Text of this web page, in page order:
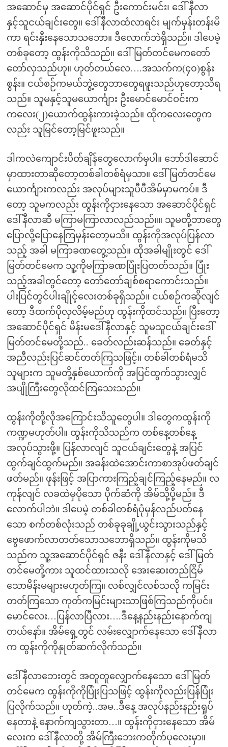
အဆောင်မှ အဆောင်ပိုင်ရှင် ဦးကောင်းမင်း၊ ဒေါ် နီလာ
နှင့်သူငယ်ချင်းတွေ။ ဒေါ်နီလာထံလာရင်း မျက်မှန်းတန်းမိ
ကာ ရင်းနှီးနေသောသဘော။ ဒီလောက်ဘဲရှိသည်။ ဒါပေမဲ့
တစ်ခုတော့ ထွန်းကိုသိသည်။ ဒေါ်မြတ်တင်မေကတော်
တော်လှသည်ဟု။ ဟုတ်တယ်လေ….အသက်က(၄၀)စွန်း
စွန်း။ ငယ်စဉ်ကမယ်ဘွဲ့တွေဘာတွေရဖူးသည်ဟုတော့သိရ
သည်။ သူမနှင့်သူမယောင်္ကျား ဦးမောင်မောင်ဝင်းက
ကလေး(၂)ယောက်ထွန်းကားခဲ့သည်။ ထိုကလေးတွေက
လည်း သူမြင်တော့မြင်ဖူးသည်။
ဒါကလဲကျောင်းပိတ်ချိန်တွေလောက်မှပါ။ ဘော်ဒါဆောင်
မှာထားတာဆိုတော့တစ်ခါတစ်ရံမှသာ။ ဒေါ်မြတ်တင်မေ
ယောင်္ကျားကလည်း အလုပ်များသူပီပီအိမ်မှာမကပ်။ ဒီ
တော့ သူမကလည်း ထွန်းကိုငှားနေသော အဆောင်ပိုင်ရှင်
ဒေါ်နီလာဆီ မကြာမကြာလာလည်သည်။။ သူမတို့ဘာတွေ
ပြောလို့ပြောနေကြမှန်းတော့မသိ။ ထွန်းကိုအလုပ်ပြန်လာ
သည့် အခါ မကြာခဏတွေ့သည်။ ထိုအခါမျိုးတွင် ဒေါ်
မြတ်တင်မေက သူ့ကိုမကြာခဏပြုံးပြတတ်သည်။ ပြုံး
သည့်အခါတွင်တော့ တော်တော်ချစ်စရာကောင်းသည်။
ပါးပြင်တွင်ပါးချိုင့်လေးတစ်ခုရှိသည်။ ငယ်စဉ်ကဆိုလျင်
တော့ ဒီထက်ပိုလှလိမ့်မည်ဟု ထွန်းကိုထင်သည်။ ပြီးတော့
အဆောင်ပိုင်ရှင် မိန်းမဒေါ်နီလာနှင့် သူမသူငယ်ချင်းဒေါ်
မြတ်တင်မေတို့သည်.. ခေတ်လည်းဆန်သည်။ ခေတ်နှင့်
အညီလည်းပြင်ဆင်တတ်ကြသဖြင့်။ တစ်ခါတစ်ရံမသိ
သူများက သူမတို့နှစ်ယောက်ကို အပြင်ထွက်သွားလျှင်
အပျိုကြီးတွေလိုထင်ကြသေးသည်။
ထွန်းကိုတို့လိုအကြောင်းသိသူတွေပါ။ ဒါတွေကထွန်းကို
ကဏ္ဍမဟုတ်ပါ။ ထွန်းကိုသိသည်က တစ်နေ့တစ်နေ့
အလုပ်သွားဖို့။ ပြန်လာလျင် သူငယ်ချင်းတွေနဲ့ အပြင်
ထွက်ချင်ထွက်မည်။ အခန်းထဲအောင်းကာစာအုပ်ဖတ်ချင်
ဖတ်မည်။ ဖုန်းဖြင့် အပြာကားကြည့်ချင်ကြည့်နေမည်။ လ
ကုန်လျင် လခထဲမှပိုသော ပိုက်ဆံကို အိမ်သို့ပို့မည်။ ဒီ
လောက်ပါဘဲ။ ဒါပေမဲ့ တစ်ခါတစ်ရံပုံမှန်လည်ပတ်နေ
သော စက်တစ်လုံးသည် တစ်ခုခုချို့ယွင်းသွားသည်နှင့်
ဗွေဖောက်လာတတ်သောသဘောရှိသည်။ ထွန်းကိုမသိ
သည်က သူ့အဆောင်ပိုင်ရှင် ဇနီး ဒေါ်နီလာနှင့် ဒေါ်မြတ်
တင်မေတို့ကား သူထင်ထားသလို အေးဆေးတည်ငြိမ်
သောမိန်းမများမဟုတ်ကြ။ လစ်လျှင်လစ်သလို ကမြင်း
တတ်ကြသော ကုတ်ကမြင်းများသာဖြစ်ကြသည်ကိုပင်။
မောင်လေး…ပြန်လာပြီလား….ဒီနေ့နည်းနည်းနောက်ကျ
တယ်နော်။ အိမ်ရှေ့တွင် လမ်းလျှောက်နေသော ဒေါ်နီလာ
က ထွန်းကိုကိုနှုတ်ဆက်လိုက်သည်။
ဒေါ်နီလာဘေးတွင် အတူတူလျှောက်နေသော ဒေါ်မြတ်
တင်မေက ထွန်းကိုကိုပြုံးပြသဖြင့် ထွန်းကိုလည်းပြန်ပြုံး
ပြလိုက်သည်။ ဟုတ်ကဲ့..အမ..ဒီနေ့ အလုပ်နည်းနည်းရှုပ်
နေတာနဲ့ နောက်ကျသွားတာ…။ ထွန်းကိုငှားနေသော အိမ်
လေးက ဒေါ်နီလာတို့ အိမ်ကြီးဘေးကတိုက်ပုလေးမှာ။